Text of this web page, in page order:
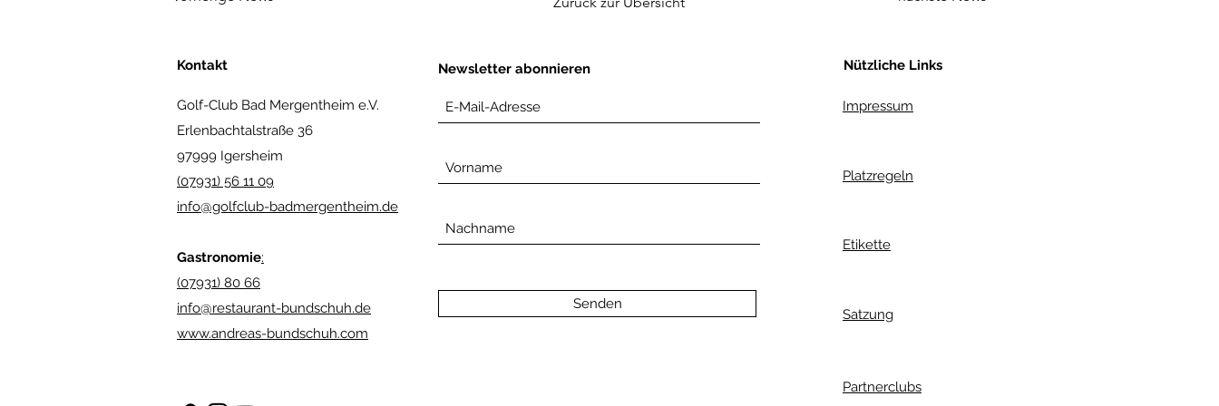
Kontakt
Golf-Club Bad Mergentheim e.V.
Erlenbachtalstraße 36
97999 Igersheim
(07931) 56 11 09
info@golfclub-badmergentheim.de
Gastronomie:
(07931) 80 66
info@restaurant-bundschuh.de
www.andreas-bundschuh.com
Newsletter abonnieren
Senden
Nützliche Links
Satzung
Impressum
Platzregeln
Etikette
Partnerclubs